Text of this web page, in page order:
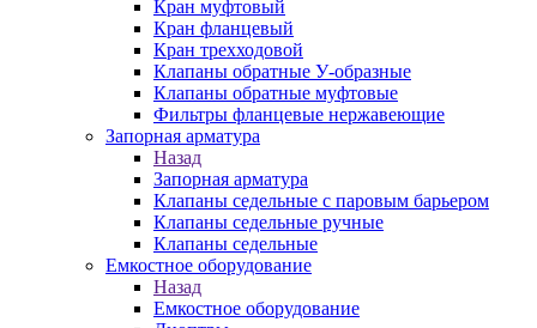
Кран муфтовый
Кран фланцевый
Кран трехходовой
Клапаны обратные У-образные
Клапаны обратные муфтовые
Фильтры фланцевые нержавеющие
Запорная арматура
Назад
Запорная арматура
Клапаны седельные с паровым барьером
Клапаны седельные ручные
Клапаны седельные
Емкостное оборудование
Назад
Емкостное оборудование